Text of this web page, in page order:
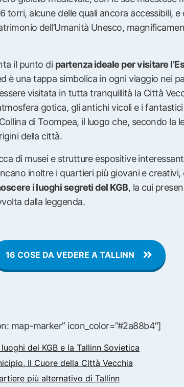
torri, alcune delle quali ancora accessibili, e
dell’Umanità Unesco,
il punto di partenza ideale per visitare
è una tappa simbolica in ogni viaggio nei
visitata in tutta tranquillità la Città
gotica, gli antichi vicoli e i
di Toompea, il luogo che, secondo la
della città.
di musei e strutture espositive
inoltre i quartieri più giovani e creativi,
i luoghi segreti del KGB, la cui
dalla leggenda.
16 COSE DA VEDERE A TALLINN
map-marker” icon_color=”#2a88b4″]
del KGB e la Tallinn Sovietica
Il Cuore della Città Vecchia
più alternativo di Tallinn